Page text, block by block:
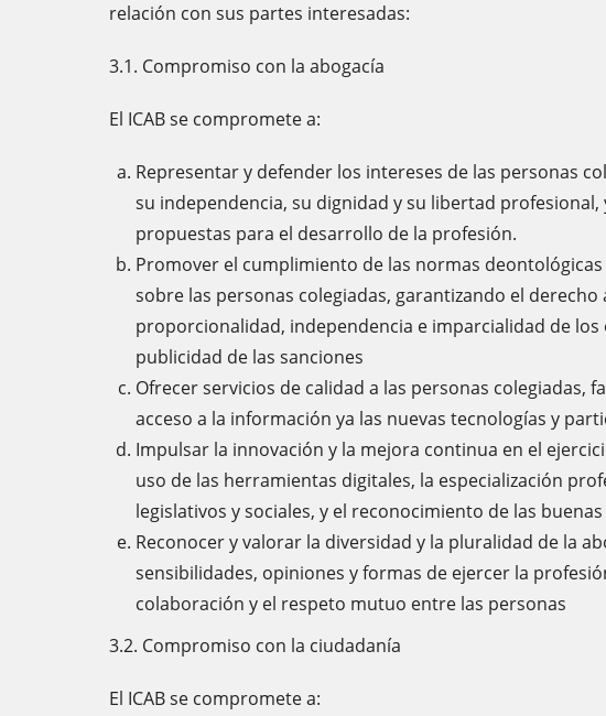
relación con sus partes interesadas:
3.1. Compromiso con la abogacía
El ICAB se compromete a:
Representar y defender los intereses de las personas
su independencia, su dignidad y su libertad profesional,
propuestas para el desarrollo de la profesión.
Promover el cumplimiento de las normas
sobre las personas colegiadas, garantizando el
proporcionalidad, independencia e imparcialidad de
publicidad de las sanciones
Ofrecer servicios de calidad a las personas colegiadas,
acceso a la información ya las nuevas tecnologías y
Impulsar la innovación y la mejora continua en el
uso de las herramientas digitales, la especialización
legislativos y sociales, y el reconocimiento de las
Reconocer y valorar la diversidad y la pluralidad de la
sensibilidades, opiniones y formas de ejercer la
colaboración y el respeto mutuo entre las personas
3.2. Compromiso con la ciudadanía
El ICAB se compromete a: